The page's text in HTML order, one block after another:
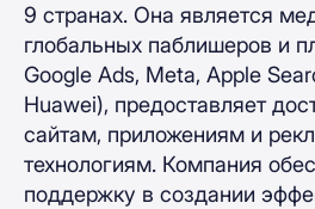
9 странах. Она является
глобальных паблишеров и
Google Ads, Meta, Apple
Huawei), предоставляет
сайтам, приложениям и
технологиям. Компания
поддержку в создании